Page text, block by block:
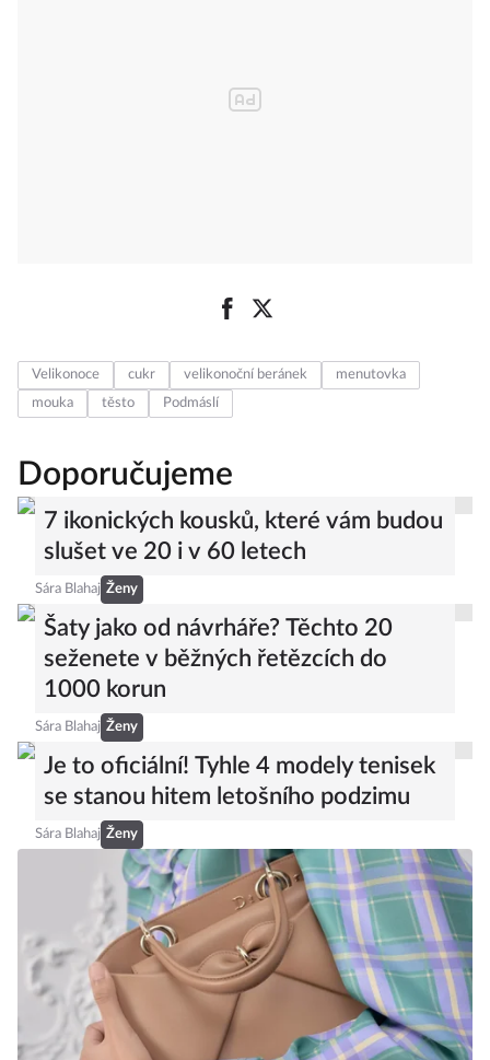
Velikonoce cukr velikonoční beránek
menutovka
mouka
těsto Podmáslí
Doporučujeme
7 ikonických kousků, které vám budou
slušet ve 20 i v 60 letech
Sára Blahaj Ženy
Šaty jako od návrháře? Těchto 20
seženete v běžných řetězcích do
1000 korun
Sára Blahaj Ženy
Je to oficiální! Tyhle 4 modely tenisek
se stanou hitem letošního podzimu
Sára Blahaj Ženy